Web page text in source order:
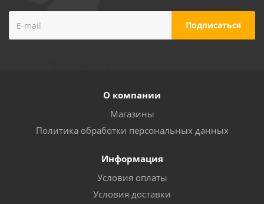
О компании
Магазины
Политика обработки персональных данных
Информация
Условия оплаты
Условия доставки